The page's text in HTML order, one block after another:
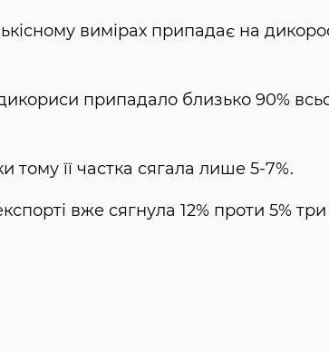
вимірах припадає на
припадало близько 90%
тому її частка сягала лише 5-7%.
вже сягнула 12% проти 5% три